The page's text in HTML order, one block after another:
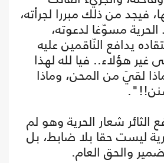
فيجد من ذلك مبررا لجرأته،
مسوّغا لدعوته،
يدافع النّاقمين عليه
غير هؤلاء.. فيا لله لهذا
لقيَ من المحن، وماذا
شعار الحرية وهو لم
ليست حقا بلا ضابط، بل
والحق العام.